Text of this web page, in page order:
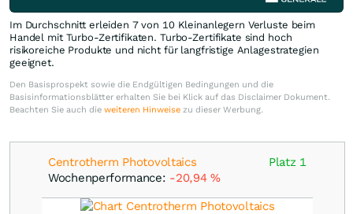
Im Durchschnitt erleiden 7 von 10 Kleinanlegern Verluste beim
Handel mit Turbo-Zertifikaten. Turbo-Zertifikate sind hoch
risikoreiche Produkte und nicht für langfristige Anlagestrategien
geeignet.
Den Basisprospekt sowie die Endgültigen Bedingungen und die
Basisinformationsblätter erhalten Sie bei Klick auf das Disclaimer Dokument.
Beachten Sie auch die weiteren Hinweise zu dieser Werbung.
Centrotherm Photovoltaics
Wochenperformance: -20,94%
Platz 1